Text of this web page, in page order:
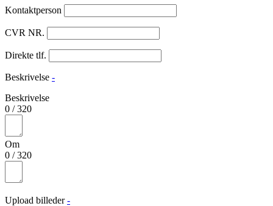
Kontaktperson
CVR NR.
Direkte tlf.
Beskrivelse -
Beskrivelse
0 /320
Om
0 /320
Upload billeder -